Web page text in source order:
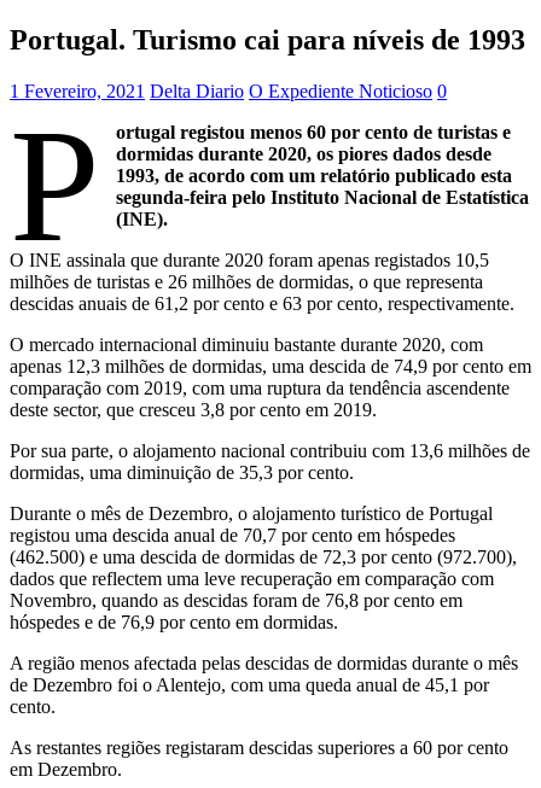
Portugal. Turismo cai para níveis de 1993
1 Fevereiro, 2021 Delta Diario O Expediente Noticioso 0
P
ortugal registou menos 60 por cento de turistas e
dormidas durante 2020, os piores dados desde
1993, de acordo com um relatório publicado esta
segunda-feira pelo Instituto Nacional de Estatística
(INE).
O INE assinala que durante 2020 foram apenas registados 10,5
milhões de turistas e 26 milhões de dormidas, o que representa
descidas anuais de 61,2 por cento e 63 por cento, respectivamente.
O mercado internacional diminuiu bastante durante 2020, com
apenas 12,3 milhões de dormidas, uma descida de 74,9 por cento em
comparação com 2019, com uma ruptura da tendência ascendente
deste sector, que cresceu 3,8 por cento em 2019.
Por sua parte, o alojamento nacional contribuiu com 13,6 milhões de
dormidas, uma diminuição de 35,3 por cento.
Durante o mês de Dezembro, o alojamento turístico de Portugal
registou uma descida anual de 70,7 por cento em hóspedes
(462.500) e uma descida de dormidas de 72,3 por cento (972.700),
dados que reflectem uma leve recuperação em comparação com
Novembro, quando as descidas foram de 76,8 por cento em
hóspedes e de 76,9 por cento em dormidas.
A região menos afectada pelas descidas de dormidas durante o mês
de Dezembro foi o Alentejo, com uma queda anual de 45,1 por
cento.
As restantes regiões registaram descidas superiores a 60 por cento
em Dezembro.